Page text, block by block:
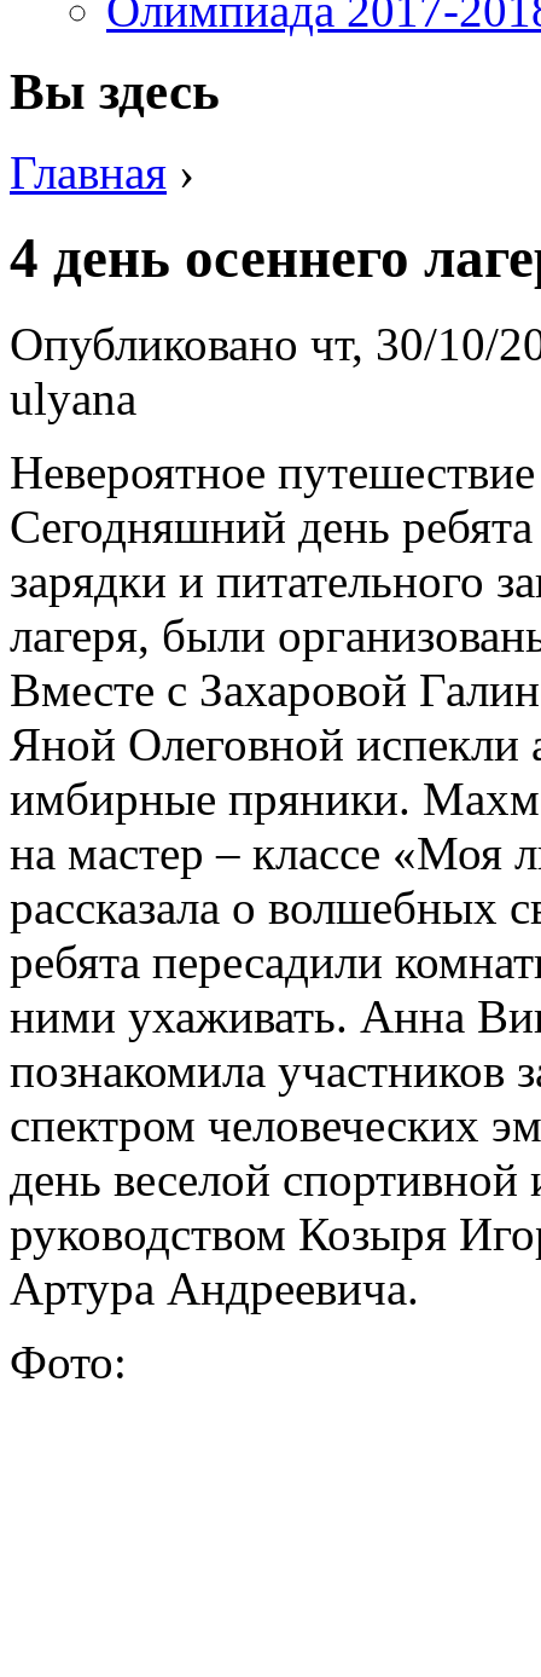
Вы здесь
Главная ›
4 день осеннего
Опубликовано чт, 30/10/
ulyana
Невероятное
Сегодняшний день
зарядки и питательного
лагеря, были
Вместе с Захаровой
Яной Олеговной испекли
имбирные пряники.
на мастер – классе «Моя
рассказала о волшебных
ребята пересадили
ними ухаживать. Анна
познакомила участников
спектром человеческих
день веселой
руководством Козыря
Артура Андреевича.
Фото: